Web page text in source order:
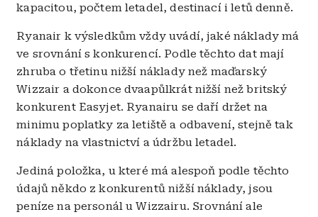
kapacitou, počtem letadel, destinací i letů denně.
Ryanair k výsledkům vždy uvádí, jaké náklady má
ve srovnání s konkurencí. Podle těchto dat mají
zhruba o třetinu nižší náklady než maďarský
Wizzair a dokonce dvaapůlkrát nižší než britský
konkurent Easyjet. Ryanairu se daří držet na
minimu poplatky za letiště a odbavení, stejně tak
náklady na vlastnictví a údržbu letadel.
Jediná položka, u které má alespoň podle těchto
údajů někdo z konkurentů nižší náklady, jsou
peníze na personál u Wizzairu. Srovnání ale